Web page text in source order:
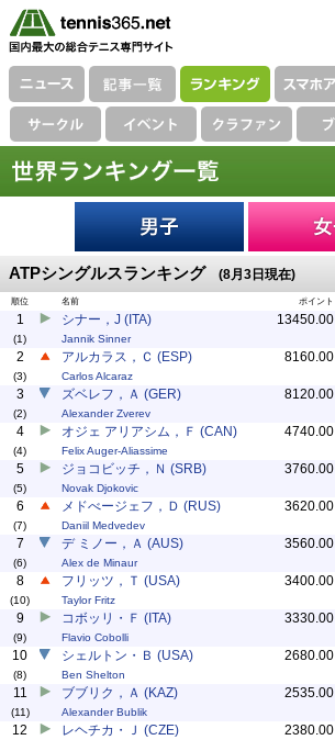
ATPシングルスランキング (8月3日現在)
順位 名前 ポイント
1
(1)
シナー，J (ITA)
Jannik Sinner
13450.00
2
(3)
アルカラス，Ｃ (ESP)
Carlos Alcaraz
8160.00
3
(2)
ズベレフ，Ａ (GER)
Alexander Zverev
8120.00
4
(4)
オジェ アリアシム，Ｆ (CAN)
Felix Auger-Aliassime
4740.00
5
(5)
ジョコビッチ，Ｎ (SRB)
Novak Djokovic
3760.00
6
(7)
メドべージェフ，Ｄ (RUS)
Daniil Medvedev
3620.00
7
(6)
デ ミノー，Ａ (AUS)
Alex de Minaur
3560.00
8
(10)
フリッツ，Ｔ (USA)
Taylor Fritz
3400.00
9
(9)
コボッリ・Ｆ (ITA)
Flavio Cobolli
3330.00
10
(8)
シェルトン・Ｂ (USA)
Ben Shelton
2680.00
11
(11)
ブブリク，Ａ (KAZ)
Alexander Bublik
2535.00
12 レヘチカ・Ｊ (CZE) 2380.00